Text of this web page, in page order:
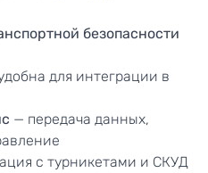
безопасности
для интеграции в
— передача данных,
с турникетами и СКУД